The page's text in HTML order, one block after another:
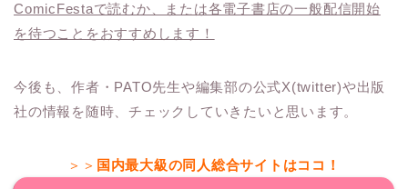
ComicFestaで読むか、または各電子書店の一般配信開始
を待つことをおすすめします！
今後も、作者・PATO先生や編集部の公式X(twitter)や出版
社の情報を随時、チェックしていきたいと思います。
＞＞ 国内最大級の同人総合サイトはココ！